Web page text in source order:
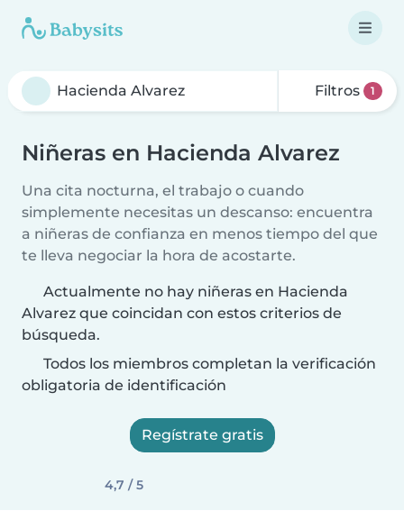
Filtros 1
Niñeras en Hacienda Alvarez
Una cita nocturna, el trabajo o cuando
simplemente necesitas un descanso: encuentra
a niñeras de confianza en menos tiempo del que
te lleva negociar la hora de acostarte.
Actualmente no hay niñeras en Hacienda
Alvarez que coincidan con estos criterios de
búsqueda.
Todos los miembros completan la verificación
obligatoria de identificación
Regístrate gratis
4,7 / 5